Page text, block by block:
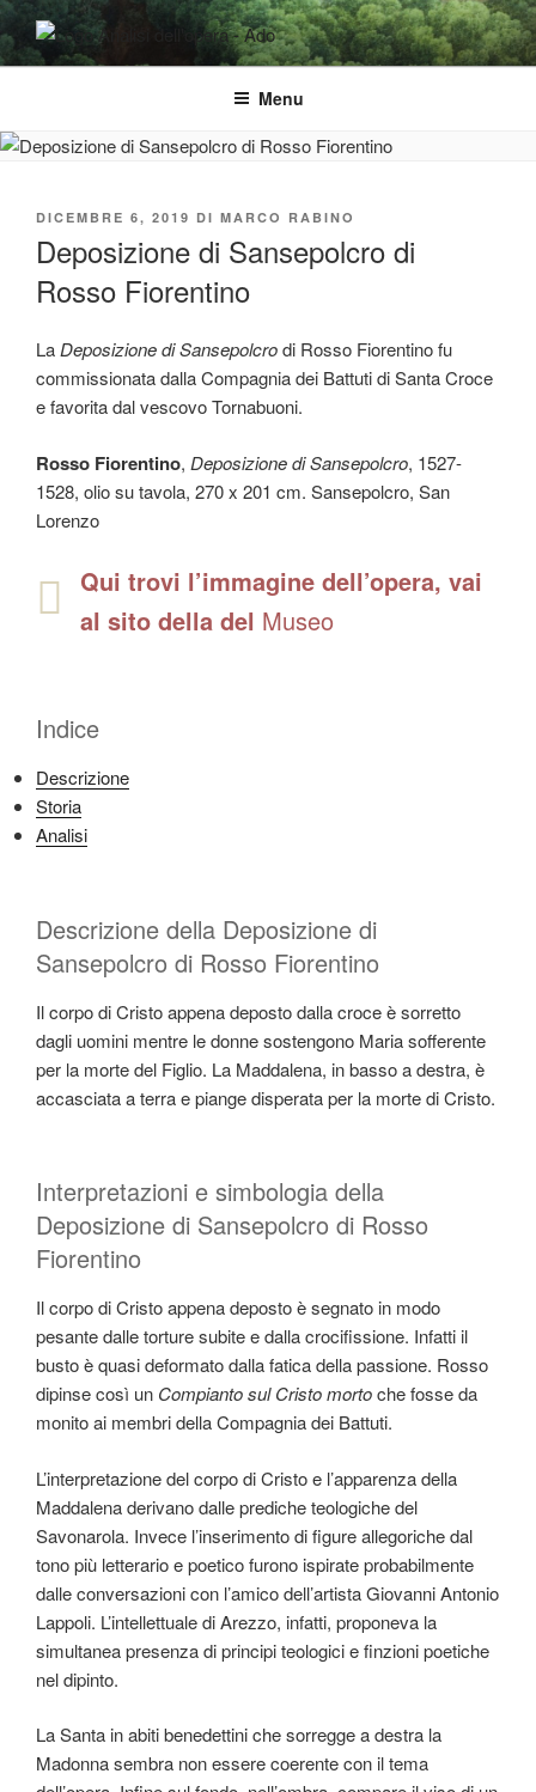
Salta
al
contenutoADO ANALISI DELL'OPERA
Osservare le opere d'arte per capirle e imparare ad amarle
Menu
PUBBLICATO
DICEMBRE 6, 2019 DI MARCO RABINO
Deposizione di Sansepolcro di
Rosso Fiorentino
LaDeposizione di Sansepolcrodi Rosso Fiorentino fu
commissionata dalla Compagnia dei Battuti di Santa Croce
e favorita dal vescovo Tornabuoni.
Rosso Fiorentino, Deposizione di Sansepolcro, 1527-
1528, olio su tavola, 270 x 201 cm. Sansepolcro, San
Lorenzo
Qui trovi l’immagine dell’opera, vai
al sito della del Museo
Indice
Descrizione
Storia
Analisi
Descrizione della Deposizione di
Sansepolcro di Rosso Fiorentino
Il corpo di Cristo appena deposto dalla croce è sorretto
dagli uomini mentre le donne sostengono Maria sofferente
per la morte del Figlio. La Maddalena, in basso a destra, è
accasciata a terra e piange disperata per la morte di Cristo.
Interpretazioni e simbologia della
Deposizione di Sansepolcro di Rosso
Fiorentino
Il corpo di Cristo appena deposto è segnato in modo
pesante dalle torture subite e dalla crocifissione. Infatti il
busto è quasi deformato dalla fatica della passione. Rosso
dipinse così un Compianto sul Cristo mortoche fosse da
monito ai membri della Compagnia dei Battuti.
L’interpretazione del corpo di Cristo e l’apparenza della
Maddalena derivano dalle prediche teologiche del
Savonarola. Invece l’inserimento di figure allegoriche dal
tono più letterario e poetico furono ispirate probabilmente
dalle conversazioni con l’amico dell’artista Giovanni Antonio
Lappoli. L’intellettuale di Arezzo, infatti, proponeva la
simultanea presenza di principi teologici e finzioni poetiche
nel dipinto.
La Santa in abiti benedettini che sorregge a destra la
Madonna sembra non essere coerente con il tema